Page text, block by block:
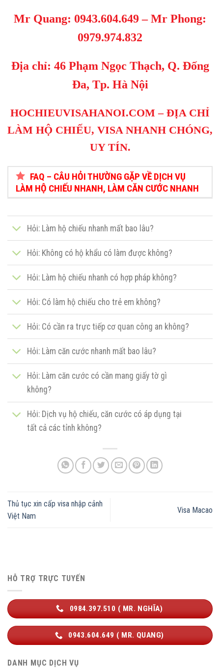
Mr Quang: 0943.604.649– Mr Phong:
0979.974.832
Địa chỉ: 46 Phạm Ngọc Thạch, Q. Đống
Đa, Tp. Hà Nội
HOCHIEUVISAHANOI.COM – ĐỊA CHỈ
LÀM HỘ CHIẾU, VISA NHANH CHÓNG,
UY TÍN.
FAQ – CÂU HỎI THƯỜNG GẶP VỀ DỊCH VỤ
LÀM HỘ CHIẾU NHANH, LÀM CĂN CƯỚC NHANH
Hỏi: Làm hộ chiếu nhanh mất bao lâu?
Hỏi: Không có hộ khẩu có làm được không?
Hỏi: Làm hộ chiếu nhanh có hợp pháp không?
Hỏi: Có làm hộ chiếu cho trẻ em không?
Hỏi: Có cần ra trực tiếp cơ quan công an không?
Hỏi: Làm căn cước nhanh mất bao lâu?
Hỏi: Làm căn cước có cần mang giấy tờ gì
không?
Hỏi: Dịch vụ hộ chiếu, căn cước có áp dụng tại
tất cả các tỉnh không?
Thủ tục xin cấp visa nhập cảnh
Việt Nam
Visa Macao
HỖ TRỢ TRỰC TUYẾN
0984.397.510 ( MR. NGHĨA)
0943.604.649 ( MR. QUANG)
DANH MỤC DỊCH VỤ